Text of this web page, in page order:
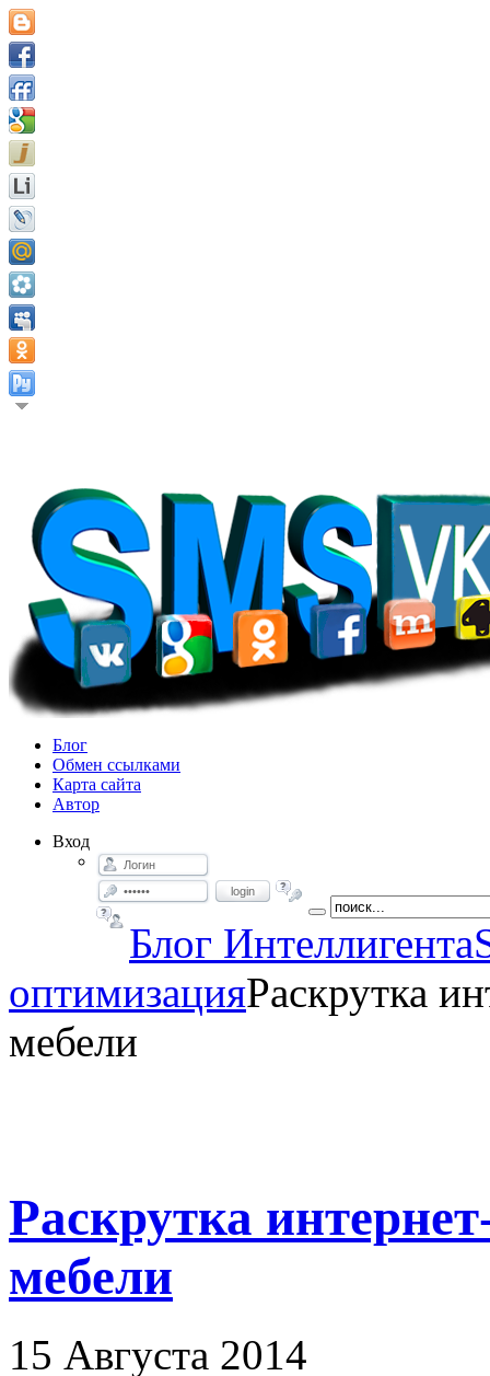
Блог
Обмен ссылками
Карта сайта
Автор
Вход
login
Блог Интеллигента
оптимизацияРаскрутка
мебели
Раскрутка
мебели
15 Августа 2014